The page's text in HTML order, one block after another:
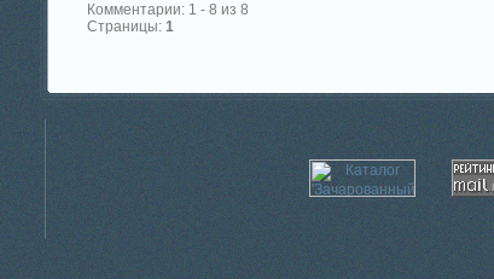
Комментарии: 1 - 8 из 8
Страницы: 1